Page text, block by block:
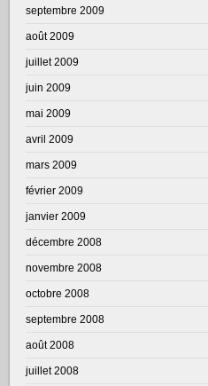
septembre 2009
août 2009
juillet 2009
juin 2009
mai 2009
avril 2009
mars 2009
février 2009
janvier 2009
décembre 2008
novembre 2008
octobre 2008
septembre 2008
août 2008
juillet 2008